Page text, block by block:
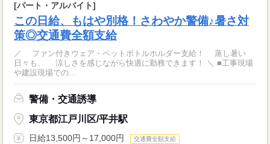
[パート・アルバイト]
この日給、もはや別格！さわやか警備♪暑さ対
策◎交通費全額支給
／ ファン付きウェア・ペットボトルホルダー支給！ 蒸し暑い
日々も、 涼しさを感じながら快適に勤務できます！ ＼ ■工事現場
や建設現場での...
警備・交通誘導
東京都江戸川区/平井駅
日給13,500円～17,000円 交通費全額支給